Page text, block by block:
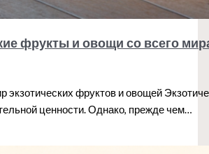
фрукты и овощи со всего
экзотических фруктов и овощей
ценности. Однако, прежде чем…